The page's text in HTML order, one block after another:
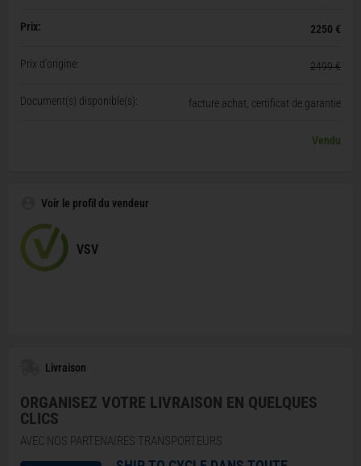
Prix: 2250 €
Prix d'origine: 2499 €
Document(s) disponible(s): facture achat, certificat de garantie
Vendu
Voir le profil du vendeur
VSV
Livraison
ORGANISEZ VOTRE LIVRAISON EN QUELQUES
CLICS
AVEC NOS PARTENAIRES TRANSPORTEURS